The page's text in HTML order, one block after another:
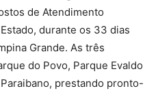
de Atendimento
durante os 33 dias
Grande. As três
do Povo, Parque Evaldo
prestando pronto-